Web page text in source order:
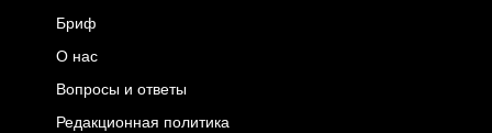
Бриф
О нас
Вопросы и ответы
Редакционная политика